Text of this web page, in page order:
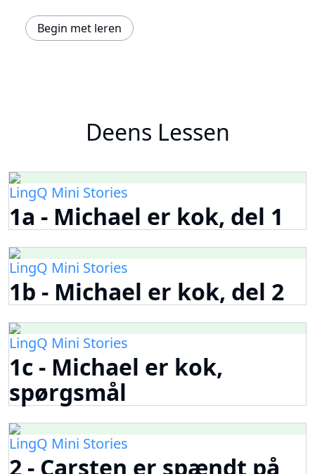
Begin met leren
Deens Lessen
LingQ Mini Stories
1a - Michael er kok, del 1
LingQ Mini Stories
1b - Michael er kok, del 2
LingQ Mini Stories
1c - Michael er kok,
spørgsmål
LingQ Mini Stories
2 - Carsten er spændt på